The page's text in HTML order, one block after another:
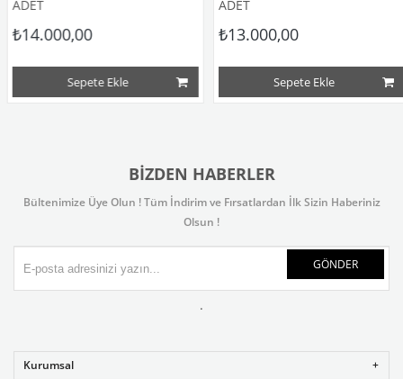
ADET
₺14.000,00
Sepete Ekle
ADET
₺13.000,00
Sepete Ekle
BIZDEN HABERLER
Bültenimize Üye Olun ! Tüm İndirim ve Fırsatlardan İlk Sizin Haberiniz
Olsun !
GÖNDER
.
Kurumsal